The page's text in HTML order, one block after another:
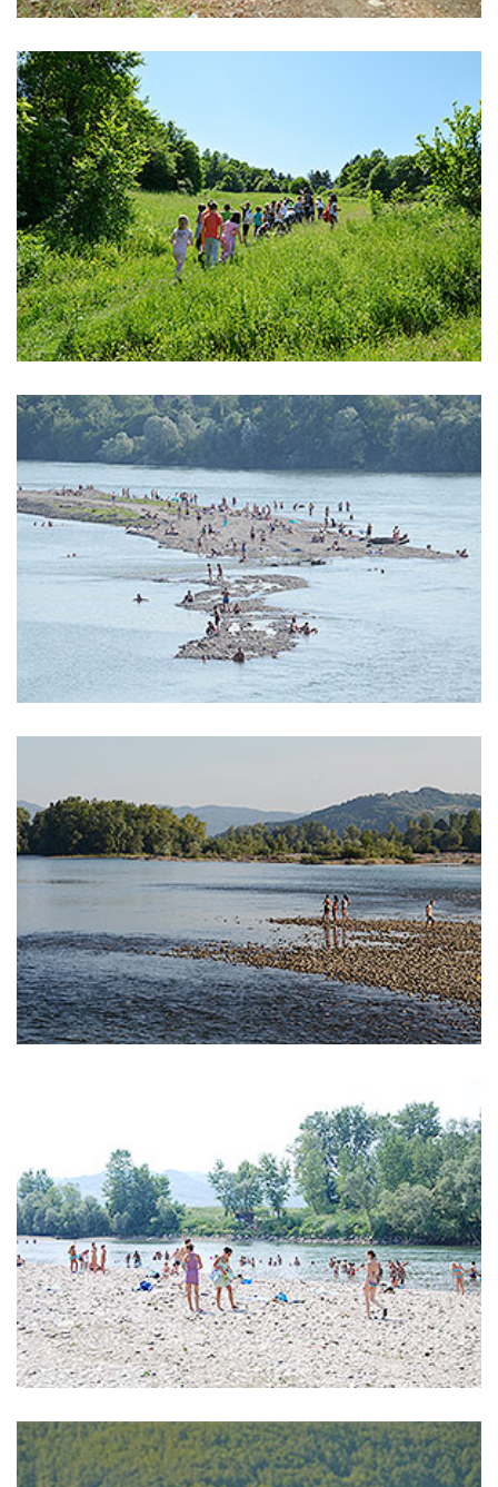
Planina Gučevo
spomenik
,
kosturnica
Reka Drina
voda
,
Banja Koviljača
Reka Drina
Drina
,
bistro
Reka Drina
reka
,
ribolov